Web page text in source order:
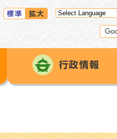
標準 拡大
行政情報